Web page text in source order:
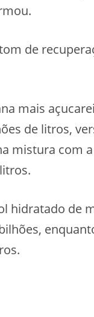
de
mais
de litros,
mistura com
hidratado de